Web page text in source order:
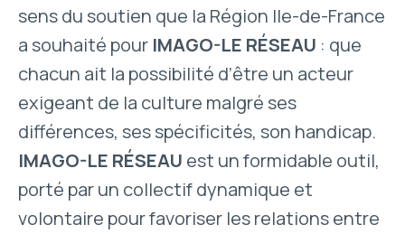
sens du soutien que la Région Ile-de-France
a souhaité pour IMAGO-LE RÉSEAU : que
chacun ait la possibilité d’être un acteur
exigeant de la culture malgré ses
différences, ses spécificités, son handicap.
IMAGO-LE RÉSEAU est un formidable outil,
porté par un collectif dynamique et
volontaire pour favoriser les relations entre